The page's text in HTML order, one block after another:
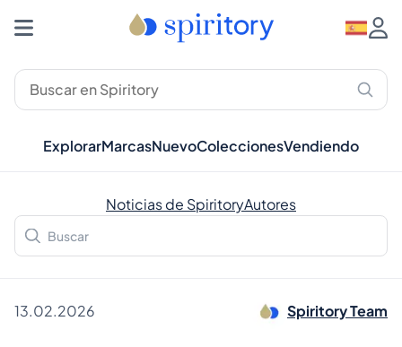
ExplorarMarcasNuevoColeccionesVendiendo
Noticias de SpiritoryAutores
13.02.2026 Spiritory Team